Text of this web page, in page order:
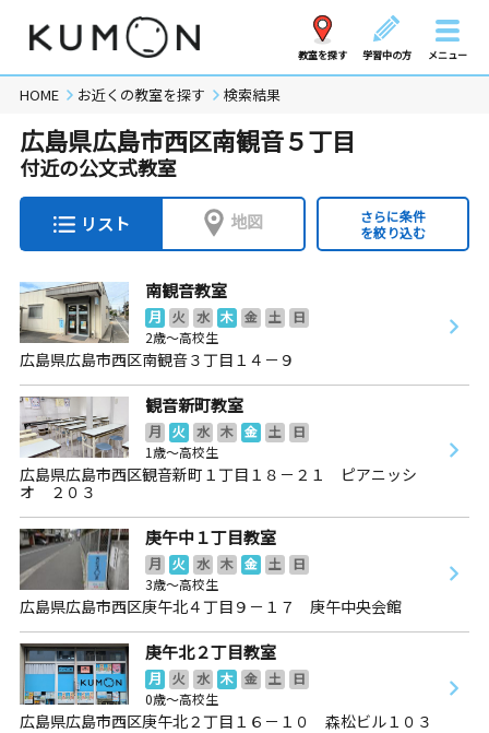
教室を探す 学習中の方 メニュー
HOME お近くの教室を探す 検索結果
広島県広島市西区南観音５丁目
付近の公文式教室
リスト 地図
さらに条件
を絞り込む
南観音教室
月 火 水 木 金 土
日
2歳～高校生
広島県広島市西区南観音３丁目１４－９
観音新町教室
月 火 水 木 金 土
日
1歳～高校生
広島県広島市西区観音新町１丁目１８－２１ ピアニッシ
オ ２０３
庚午中１丁目教室
月 火 水 木 金 土
日
3歳～高校生
広島県広島市西区庚午北４丁目９－１７ 庚午中央会館
庚午北２丁目教室
月 火 水 木 金 土
日
0歳～高校生
広島県広島市西区庚午北２丁目１６－１０ 森松ビル１０３